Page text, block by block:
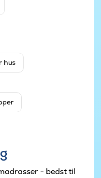
hus
- bedst til